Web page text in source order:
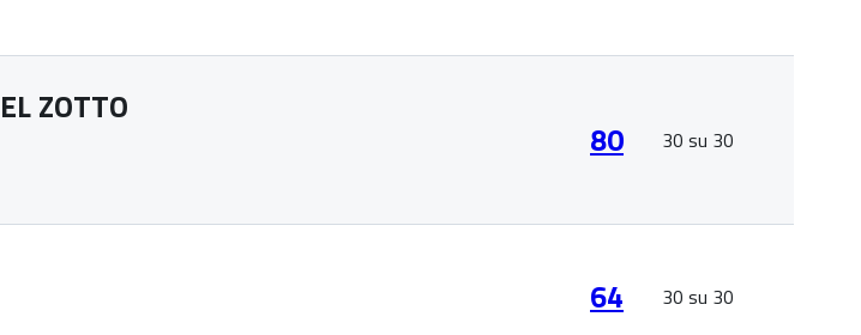
ZOTTO
80 30 su 30
64 30 su 30